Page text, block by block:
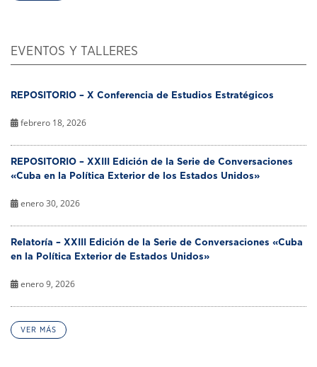
EVENTOS Y TALLERES
REPOSITORIO – X Conferencia de Estudios Estratégicos
febrero 18, 2026
REPOSITORIO – XXIII Edición de la Serie de Conversaciones
«Cuba en la Política Exterior de los Estados Unidos»
enero 30, 2026
Relatoría – XXIII Edición de la Serie de Conversaciones «Cuba
en la Política Exterior de Estados Unidos»
enero 9, 2026
VER MÁS